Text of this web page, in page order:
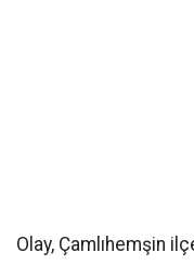
Olay, Çamlıhemşin